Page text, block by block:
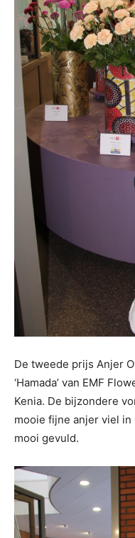
De tweede prijs Anjer
‘Hamada’ van EMF
Kenia. De bijzondere
mooie fijne anjer viel in
mooi gevuld.